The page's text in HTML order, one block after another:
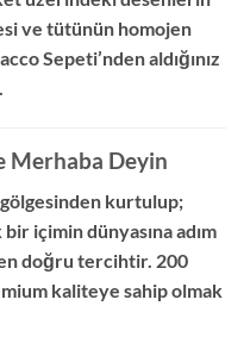
ve tütünün homojen
Sepeti’nden aldığınız
Merhaba Deyin
gölgesinden kurtulup;
içimin dünyasına adım
doğru tercihtir. 200
kaliteye sahip olmak